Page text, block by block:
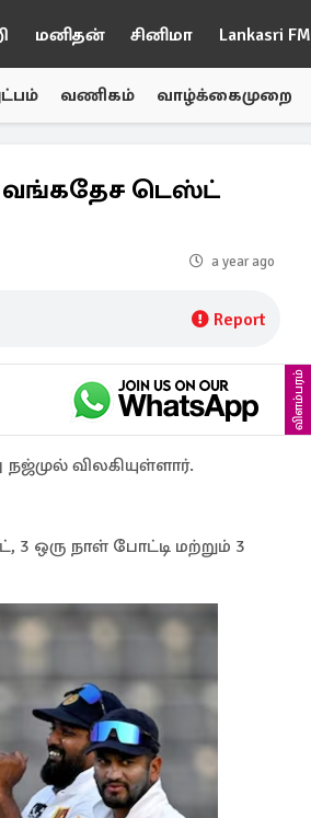
மனிதன் சினிமா Lankasri FM
வணிகம் வாழ்க்கைமுறை
டெஸ்ட்
a year ago
Report
விளம்பரம்
விலகியுள்ளார்.
ஒரு நாள் போட்டி மற்றும் 3